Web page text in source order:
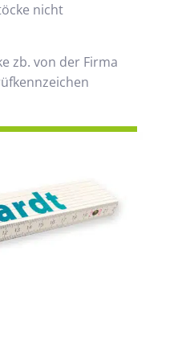
nicht
zb. von der Firma